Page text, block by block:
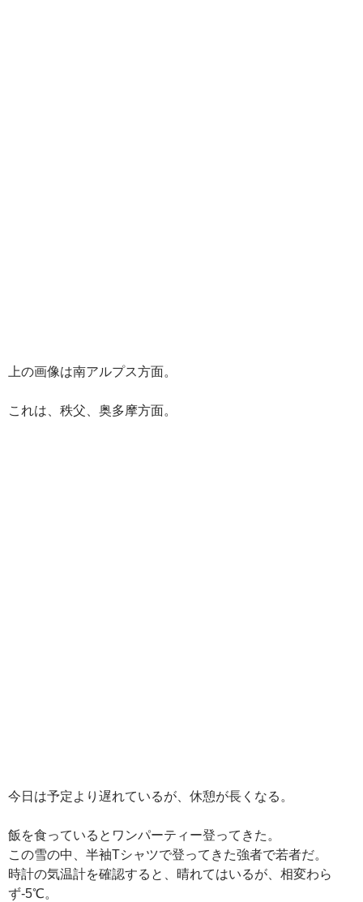
上の画像は南アルプス方面。
これは、秩父、奥多摩方面。
今日は予定より遅れているが、休憩が長くなる。
飯を食っているとワンパーティー登ってきた。
この雪の中、半袖Tシャツで登ってきた強者で若者だ。
時計の気温計を確認すると、晴れてはいるが、相変わら
ず-5℃。